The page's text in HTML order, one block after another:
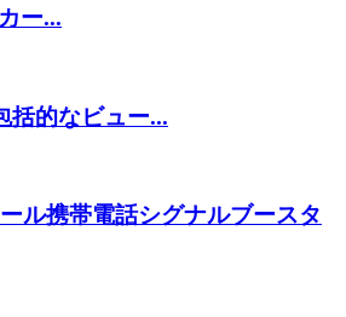
ー...
括的なビュー...
ル携帯電話シグナルブースタ